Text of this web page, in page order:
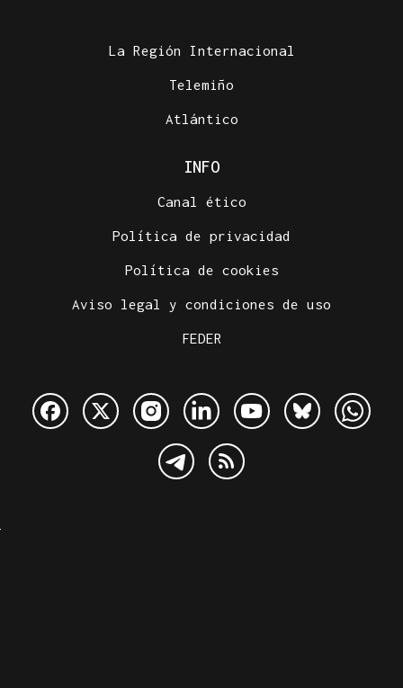
La Región Internacional
Telemiño
Atlántico
INFO
Canal ético
Política de privacidad
Política de cookies
Aviso legal y condiciones de uso
FEDER